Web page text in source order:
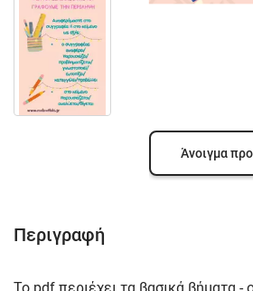
Άνοιγμα
Περιγραφή